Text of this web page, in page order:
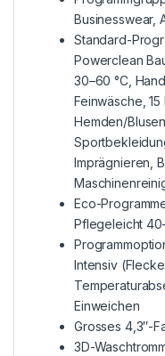
Businesswear,
Standard-
Powerclean
30–60 °C,
Feinwäsche, 15
Hemden/
Imprägnieren,
Eco-
Pflegeleicht
Intensiv
Einweichen
Grosses 4,3″-
3D-